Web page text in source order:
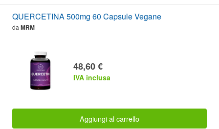
QUERCETINA 500mg 60 Capsule Vegane
da MRM
48,60 €
IVA inclusa
Aggiungi al carrello